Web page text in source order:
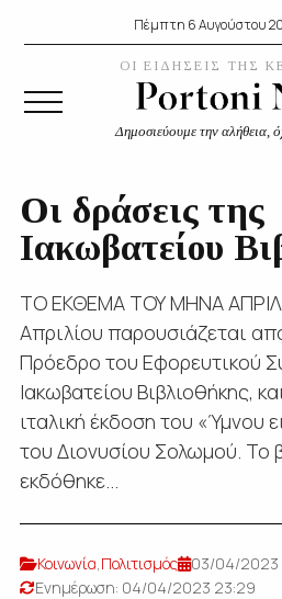
Πέμπτη 6 Αυγούστου
ΟΙ ΕΙΔΗΣΕΙΣ ΤΗΣ
Δημοσιεύουμε την αλήθεια,
Οι δράσεις της
Ιακωβατείου
ΤΟ ΕΚΘΕΜΑ ΤΟΥ ΜΗΝΑ
Απριλίου παρουσιάζεται
Πρόεδρο του Εφορευτικού
Ιακωβατείου Βιβλιοθήκης,
ιταλική έκδοση του «Ύμνου
του Διονυσίου Σολωμού. Το
εκδόθηκε...
Κοινωνία,Πολιτισμός
03/04/2023
Ενημέρωση: 04/04/2023 23:29